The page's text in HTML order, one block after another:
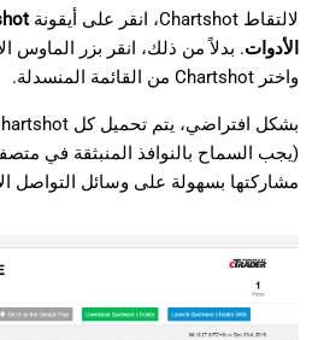
ح
ث
لالتقاط Chartshot، انقر على أيقونة
الأدوات. بدلاً من ذلك، انقر بزر الماوس
واختر Chartshot من القائمة المنسدلة.
(يجب السماح بالنوافذ المنبثقة في
مشاركتها بسهولة على وسائل التواصل